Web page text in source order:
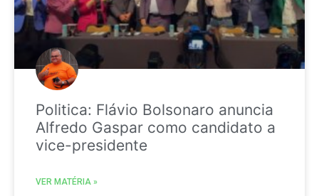
Politica: Flávio Bolsonaro anuncia
Alfredo Gaspar como candidato a
vice-presidente
VER MATÉRIA »